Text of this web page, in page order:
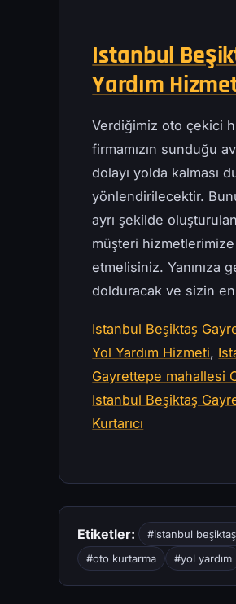
Istanbul
Yardım
Verdiğimiz oto çekici
firmamızın sunduğu
dolayı yolda kalması
yönlendirilecektir.
ayrı şekilde
müşteri
etmelisiniz. Yanınıza
dolduracak ve sizin en
Istanbul Beşiktaş
Yol Yardım Hizmeti,
Gayrettepe mahallesi
Istanbul Beşiktaş
Kurtarıcı
Etiketler: #istanbul
#oto kurtarma
#yol yardım